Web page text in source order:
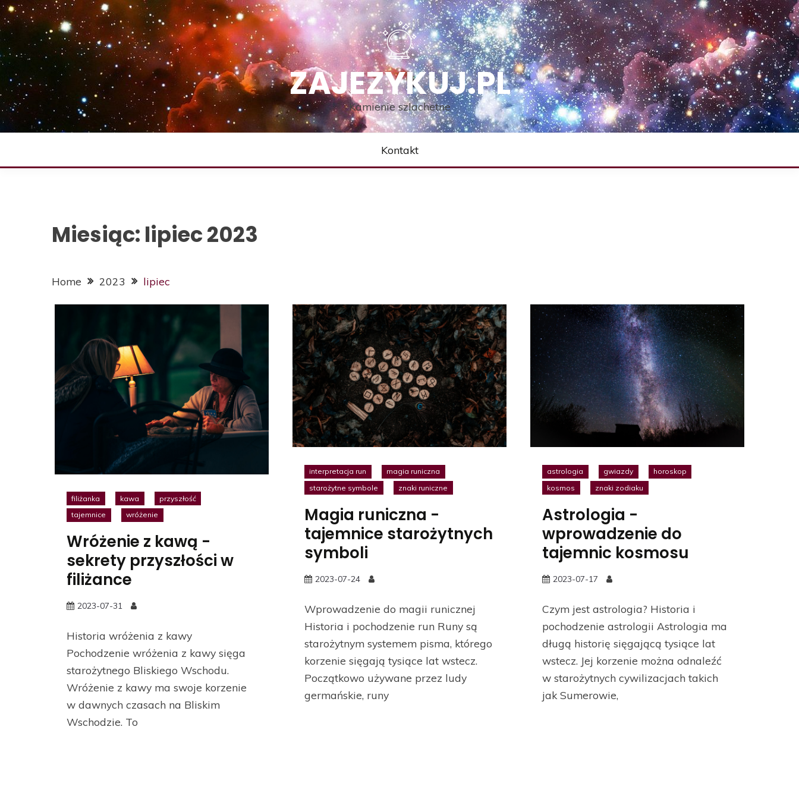
Skip
to
content
ZAJEZYKUJ.PL
Kamienie szlachetne
Kontakt
Miesiąc: lipiec 2023
Home 2023 lipiec
filiżanka kawa
przyszłość
tajemnice
wróżenie
Wróżenie z kawą -
sekrety przyszłości w
filiżance
2023-07-31
Historia wróżenia z kawy
Pochodzenie wróżenia z kawy sięga
starożytnego Bliskiego Wschodu.
Wróżenie z kawy ma swoje korzenie
w dawnych czasach na Bliskim
Wschodzie. To
interpretacja run
magia runiczna
starożytne symbole
znaki runiczne
Magia runiczna -
tajemnice starożytnych
symboli
2023-07-24
Wprowadzenie do magii runicznej
Historia i pochodzenie run Runy są
starożytnym systemem pisma, którego
korzenie sięgają tysiące lat wstecz.
Początkowo używane przez ludy
germańskie, runy
astrologia gwiazdy
horoskop
kosmos
znaki zodiaku
Astrologia -
wprowadzenie do
tajemnic kosmosu
2023-07-17
Czym jest astrologia? Historia i
pochodzenie astrologii Astrologia ma
długą historię sięgającą tysiące lat
wstecz. Jej korzenie można odnaleźć
w starożytnych cywilizacjach takich
jak Sumerowie,